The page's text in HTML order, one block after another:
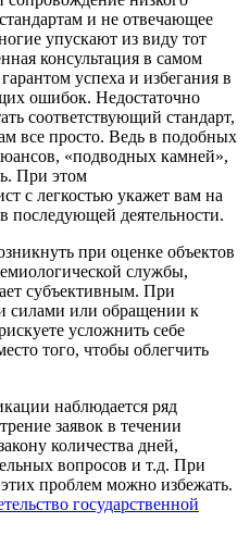
и не отвечающее
упускают из виду тот
консультация в самом
успеха и избегания в
ошибок. Недостаточно
соответствующий стандарт,
все просто. Ведь в подобных
«подводных камней»,
При этом
с легкостью укажет вам на
последующей деятельности.
при оценке объектов
службы,
субъективным. При
силами или обращении к
усложнить себе
того, чтобы облегчить
наблюдается ряд
заявок в течении
количества дней,
вопросов и т.д. При
проблем можно избежать.
государственной